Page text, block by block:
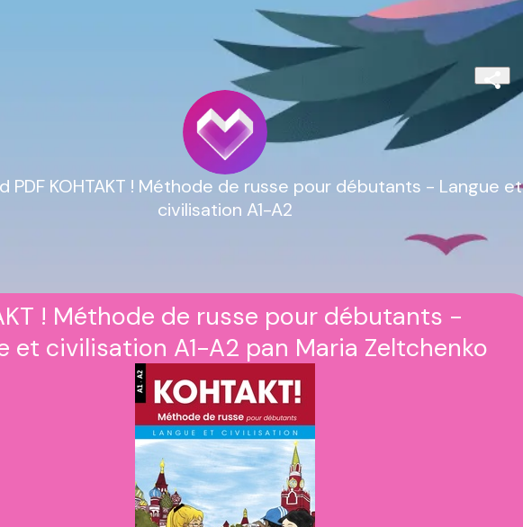
PDF KOHTAKT ! Méthode de russe pour débutants - Langue et
civilisation A1-A2
! Méthode de russe pour débutants -
et civilisation A1-A2 pan Maria Zeltchenko